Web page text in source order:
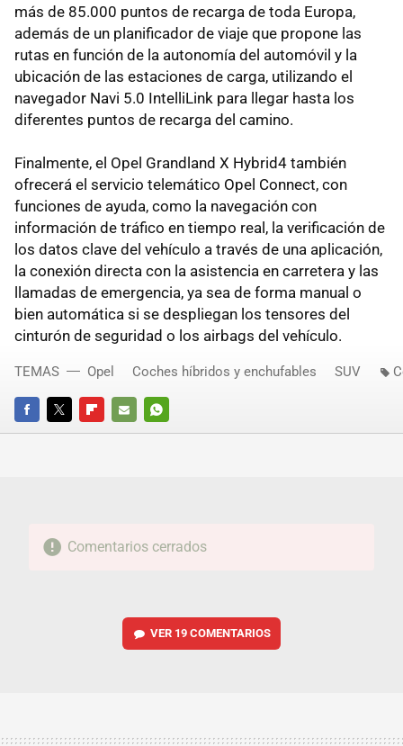
más de 85.000 puntos de recarga de toda Europa,
además de un planificador de viaje que propone las
rutas en función de la autonomía del automóvil y la
ubicación de las estaciones de carga, utilizando el
navegador Navi 5.0 IntelliLink para llegar hasta los
diferentes puntos de recarga del camino.
Finalmente, el Opel Grandland X Hybrid4 también
ofrecerá el servicio telemático Opel Connect, con
funciones de ayuda, como la navegación con
información de tráfico en tiempo real, la verificación de
los datos clave del vehículo a través de una aplicación,
la conexión directa con la asistencia en carretera y las
llamadas de emergencia, ya sea de forma manual o
bien automática si se despliegan los tensores del
cinturón de seguridad o los airbags del vehículo.
FACEBOOKTWITTERFLIPBOARD
E-
WHATSAPP
TEMAS Opel Coches híbridos y enchufables SUV
Comentarios cerrados
VER 19 COMENTARIOS